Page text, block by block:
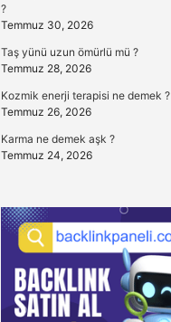
?
Temmuz 30, 2026
Taş yünü uzun ömürlü mü ?
Temmuz 28, 2026
Kozmik enerji terapisi ne demek ?
Temmuz 26, 2026
Karma ne demek aşk ?
Temmuz 24, 2026